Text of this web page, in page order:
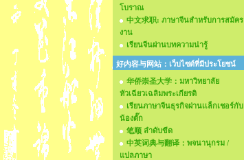
โบราณ
中文求职: ภาษาจีนสำหรับการสมัคร
งาน
เรียนจีนผ่านบทความน่ารู้
好内容与网站：เว็บไซด์ที่มีประโยชน์
华侨崇圣大学：มหาวิทยาลัย
หัวเฉียวเฉลิมพระเกียรติ
เรียนภาษาจีนธุรกิจผ่านเเล็กเชอร์กับ
น้องตั๊ก
笔顺 ลำดับขีด
中英词典与翻译：พจนานุกรม /
แปลภาษา